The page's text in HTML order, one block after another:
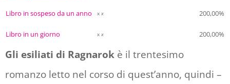
Libro in sospeso da un anno x x 200,00%
Libro in un giorno x x 200,00%
Gli esiliati di Ragnarok è il trentesimo
romanzo letto nel corso di quest’anno, quindi –